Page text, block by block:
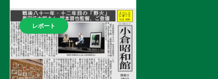
レポート